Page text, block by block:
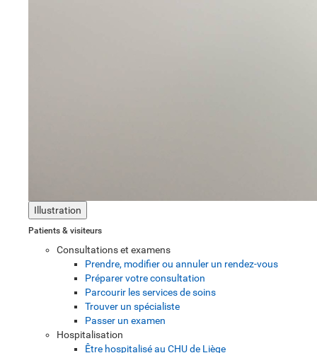
Illustration
Patients & visiteurs
Consultations et examens
Prendre, modifier ou annuler un rendez-vous
Préparer votre consultation
Parcourir les services de soins
Trouver un spécialiste
Passer un examen
Hospitalisation
Être hospitalisé au CHU de Liège